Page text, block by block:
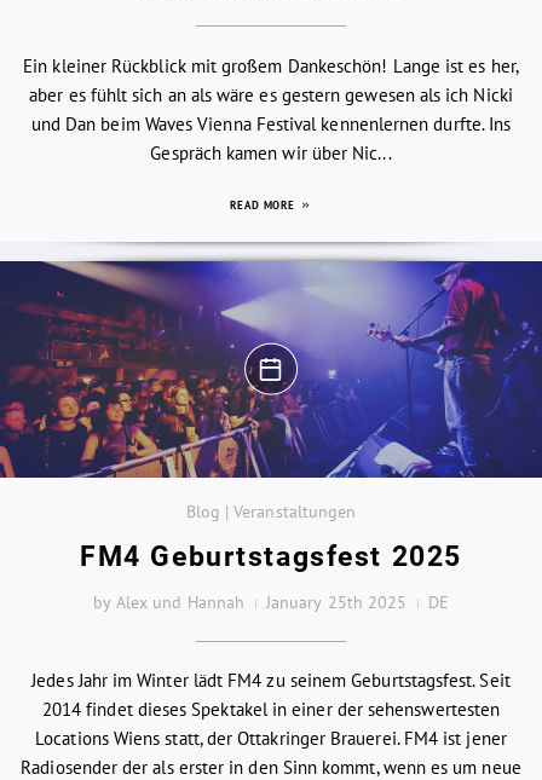
Ein kleiner Rückblick mit großem Dankeschön! Lange ist es her,
aber es fühlt sich an als wäre es gestern gewesen als ich Nicki
und Dan beim Waves Vienna Festival kennenlernen durfte. Ins
Gespräch kamen wir über Nic...
READ MORE
Blog | Veranstaltungen
FM4 Geburtstagsfest 2025
by Alex und Hannah January 25th 2025 DE
Jedes Jahr im Winter lädt FM4 zu seinem Geburtstagsfest. Seit
2014 findet dieses Spektakel in einer der sehenswertesten
Locations Wiens statt, der Ottakringer Brauerei. FM4 ist jener
Radiosender der als erster in den Sinn kommt, wenn es um neue